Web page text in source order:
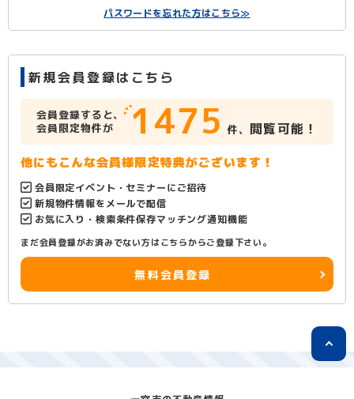
パスワードを忘れた方はこちら≫
新規会員登録はこちら
会員登録すると、
会員限定物件が
1475 件、 閲覧可能！
他にもこんな会員様限定特典がございます！
会員限定イベント・セミナーにご招待
新規物件情報をメールで配信
お気に入り・検索条件保存マッチング通知機能
まだ会員登録がお済みでない方はこちらからご登録下さい。
無料会員登録